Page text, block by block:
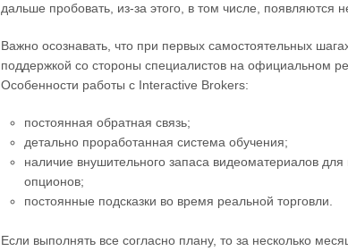
дальше пробовать, из-за этого, в том числе, появляются
Важно осознавать, что при первых самостоятельных
поддержкой со стороны специалистов на официальном
Особенности работы с Interactive Brokers:
постоянная обратная связь;
детально проработанная система обучения;
наличие внушительного запаса видеоматериалов
опционов;
постоянные подсказки во время реальной торговли.
Если выполнять все согласно плану, то за несколько